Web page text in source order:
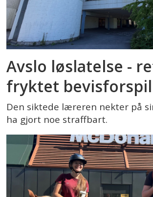
Avslo løslatelse -
fryktet
Den siktede læreren nekter på
ha gjort noe straffbart.